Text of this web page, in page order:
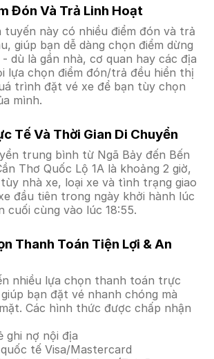
Đón Và Trả Linh Hoạt
tuyến này có nhiều điểm đón và trả
giúp bạn dễ dàng chọn điểm dừng
dù là gần nhà, cơ quan hay các địa
lựa chọn điểm đón/trả đều hiển thị
trình đặt vé xe để bạn tùy chọn
mình.
Tế Và Thời Gian Di Chuyển
trung bình từ Ngã Bảy đến Bến
Thơ Quốc Lộ 1A là khoảng 2 giờ,
nhà xe, loại xe và tình trạng giao
đầu tiên trong ngày khởi hành lúc
cuối cùng vào lúc 18:55.
Thanh Toán Tiện Lợi & An
nhiều lựa chọn thanh toán trực
bạn đặt vé nhanh chóng mà
Các hình thức được chấp nhận
ghi nợ nội địa
tế Visa/Mastercard